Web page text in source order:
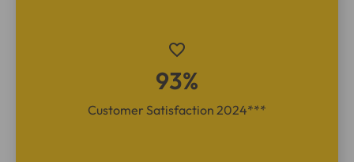
93%
Customer Satisfaction 2024***